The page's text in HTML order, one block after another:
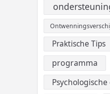
Praktische Tips
programma